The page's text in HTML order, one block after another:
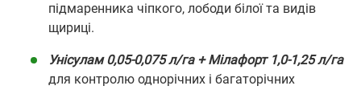
підмаренника чіпкого, лободи білої та видів
щириці.
Унісулам 0,05-0,075 л/га + Мілафорт 1,0-1,25 л/га
для контролю однорічних і багаторічних